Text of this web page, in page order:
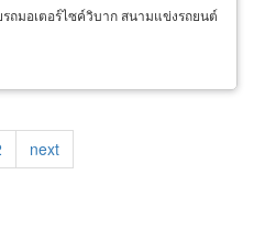
ถมอเตอร์ไซค์วิบาก สนามแข่งรถยนต์
Next
page
next